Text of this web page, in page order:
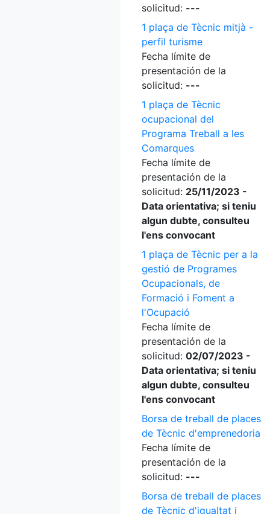
solicitud: ---
1 plaça de Tècnic mitjà -
perfil turisme
Fecha límite de
presentación de la
solicitud: ---
1 plaça de Tècnic
ocupacional del
Programa Treball a les
Comarques
Fecha límite de
presentación de la
solicitud: 25/11/2023 -
Data orientativa; si teniu
algun dubte, consulteu
l'ens convocant
1 plaça de Tècnic per a la
gestió de Programes
Ocupacionals, de
Formació i Foment a
l'Ocupació
Fecha límite de
presentación de la
solicitud: 02/07/2023 -
Data orientativa; si teniu
algun dubte, consulteu
l'ens convocant
Borsa de treball de places
de Tècnic d'emprenedoria
Fecha límite de
presentación de la
solicitud: ---
Borsa de treball de places
de Tècnic d'igualtat i